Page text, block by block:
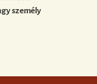
személy